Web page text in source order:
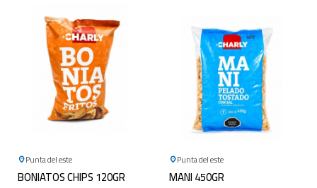
Punta del este
BONIATOS CHIPS 120GR
Punta del este
MANI 450GR